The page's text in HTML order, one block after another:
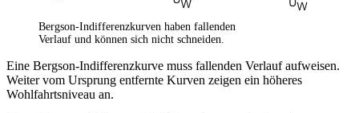
Bergson-Indifferenzkurven haben fallenden
Verlauf und können sich nicht schneiden.
Eine Bergson-Indifferenzkurve muss fallenden Verlauf aufweisen.
Weiter vom Ursprung entfernte Kurven zeigen ein höheres
Wohlfahrtsniveau an.